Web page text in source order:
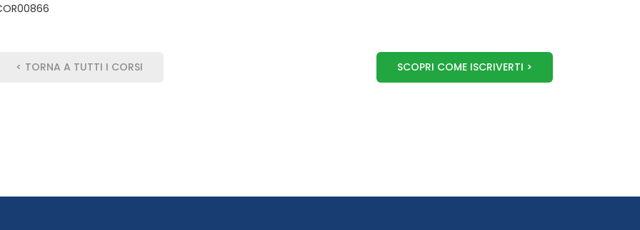
< TORNA A TUTTI I CORSI SCOPRI COME ISCRIVERTI >